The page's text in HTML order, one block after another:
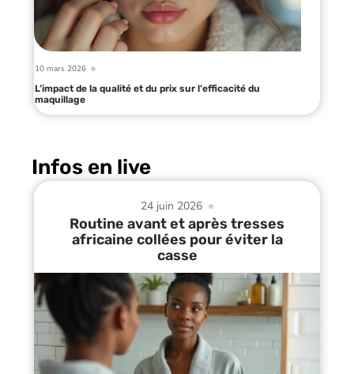
10 mars 2026
L’impact de la qualité et du prix sur l’efficacité du
maquillage
Infos en live
24 juin 2026
Routine avant et après tresses
africaine collées pour éviter la
casse